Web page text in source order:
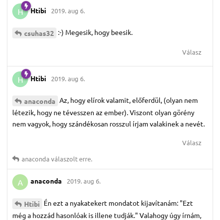
H Htibi 2019. aug 6.
csuhas32 :-) Megesik, hogy beesik.
Válasz
H Htibi 2019. aug 6.
anaconda Az, hogy elírok valamit, előferdül, (olyan nem
létezik, hogy ne tévesszen az ember). Viszont olyan görény
nem vagyok, hogy szándékosan rosszul írjam valakinek a nevét.
Válasz
anaconda válaszolt erre.
A anaconda 2019. aug 6.
Htibi Én ezt a nyakatekert mondatot kijavítanám: "Ezt
még a hozzád hasonlóak is illene tudják." Valahogy úgy írnám,